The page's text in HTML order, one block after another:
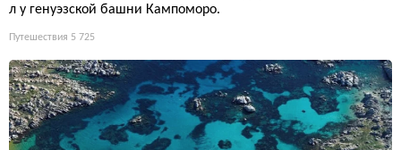
л у генуэзской башни Кампоморо.
Путешествия 5 725